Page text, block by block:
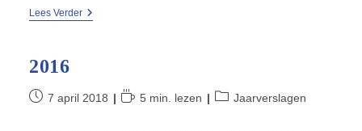
Lees Verder2017
2016
Bericht7 april 2018 Leestijd:
5 min. lezen Berichtcategorie:
Jaarverslagen